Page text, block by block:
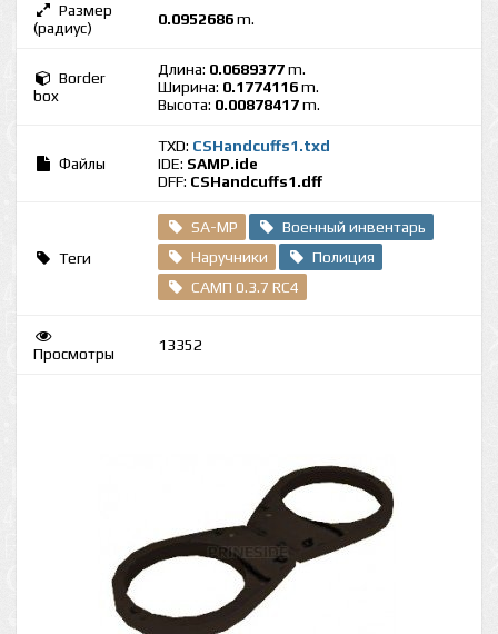
Размер
(радиус)
0.0952686m.
Border
box
Длина: 0.0689377m.
Ширина: 0.1774116m.
Высота: 0.00878417m.
Файлы
TXD: CSHandcuffs1.txd
IDE: SAMP.ide
DFF: CSHandcuffs1.dff
Теги
SA-MP
Военный инвентарь
Наручники
Полиция
САМП 0.3.7 RC4
Просмотры 13352